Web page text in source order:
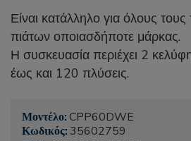
Είναι κατάλληλο για όλους
πιάτων οποιασδήποτε μάρκας.
Η συσκευασία περιέχει 2
έως και 120 πλύσεις.
Μοντέλο: CPP60DWE
Κωδικός: 35602759